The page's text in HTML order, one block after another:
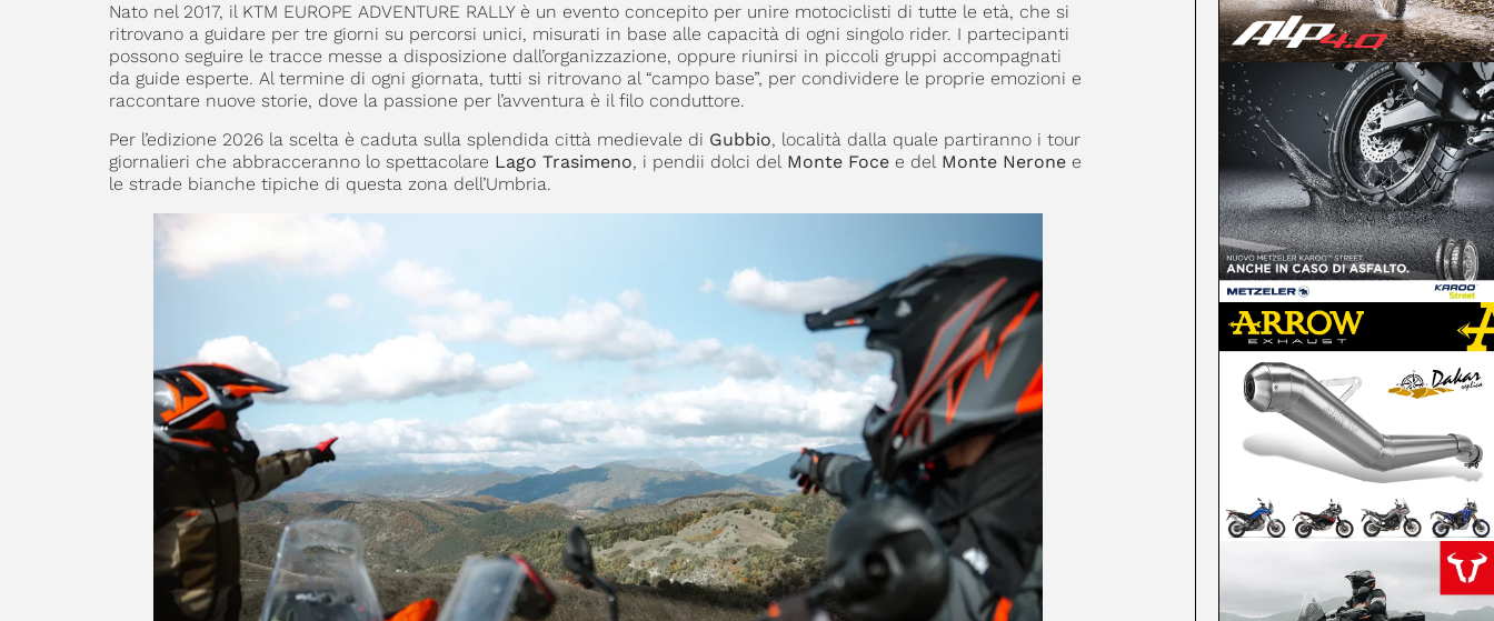
Nato nel 2017, il KTM EUROPE ADVENTURE RALLY è un evento concepito per unire motociclisti di tutte le età, che si
ritrovano a guidare per tre giorni su percorsi unici, misurati in base alle capacità di ogni singolo rider. I partecipanti
possono seguire le tracce messe a disposizione dall’organizzazione, oppure riunirsi in piccoli gruppi accompagnati
da guide esperte. Al termine di ogni giornata, tutti si ritrovano al “campo base”, per condividere le proprie emozioni e
raccontare nuove storie, dove la passione per l’avventura è il filo conduttore.
Per l’edizione 2026 la scelta è caduta sulla splendida città medievale di Gubbio, località dalla quale partiranno i tour
giornalieri che abbracceranno lo spettacolare Lago Trasimeno, i pendii dolci del Monte Focee del Monte Neronee
le strade bianche tipiche di questa zona dell’Umbria.